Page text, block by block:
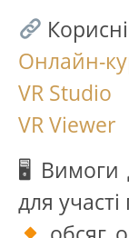
Онлайн-
VR Studio
VR Viewer
🖥 Вимоги
для участі